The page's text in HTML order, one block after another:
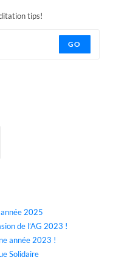
tips!
GO
année 2025
de l’AG 2023 !
année 2023 !
Solidaire